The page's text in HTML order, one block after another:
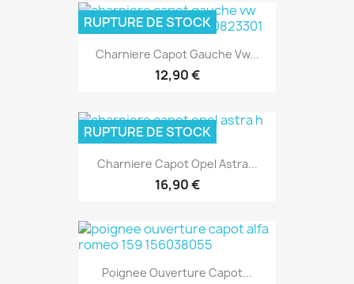
Charniere Capot Gauche Vw...
12,90 €
RUPTURE DE STOCK
Charniere Capot Opel Astra...
16,90 €
RUPTURE DE STOCK
Poignee Ouverture Capot...